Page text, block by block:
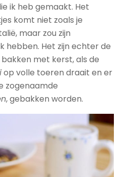
ik heb gemaakt. Het
komt niet zoals je
maar zou zijn
hebben. Het zijn echter de
met kerst, als de
op volle toeren draait en er
zogenaamde
, gebakken worden.